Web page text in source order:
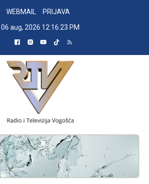
WEBMAIL
PRIJAVA
06 aug, 2026 12:16:24 PM
RADIO TELEVIZIJA VOGOŠĆA